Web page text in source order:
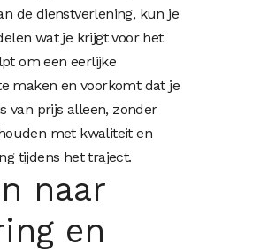
de dienstverlening, kun je
wat je krijgt voor het
om een eerlijke
maken en voorkomt dat je
van prijs alleen, zonder
met kwaliteit en
tijdens het traject.
naar
en